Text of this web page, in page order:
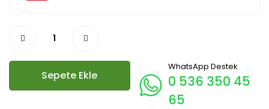
Sepete Ekle
WhatsApp Destek
0 536 350 45
65